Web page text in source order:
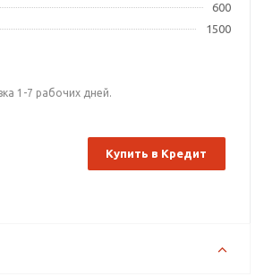
600
1500
1-7 рабочих дней.
Купить в Кредит